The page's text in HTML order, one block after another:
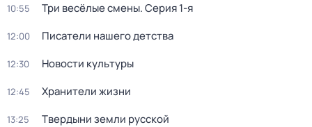
10:55 Три весёлые смены. Серия 1-я
12:00 Писатели нашего детства
12:30 Новости культуры
12:45 Хранители жизни
13:25 Твердыни земли русской